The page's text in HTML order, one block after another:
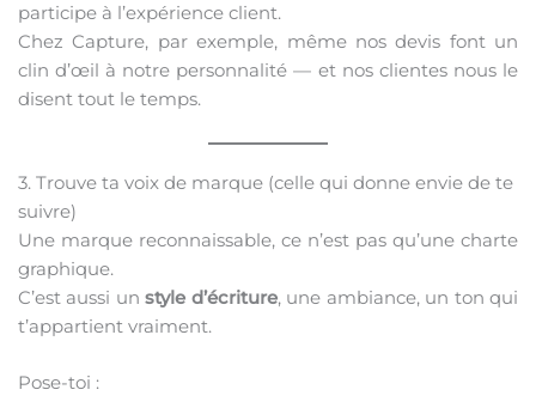
participe à l’expérience client.
Chez Capture, par exemple, même nos devis font un
clin d’œil à notre personnalité — et nos clientes nous le
disent tout le temps.
3. Trouve ta voix de marque (celle qui donne envie de te
suivre)
Une marque reconnaissable, ce n’est pas qu’une charte
graphique.
C’est aussi unstyle d’écriture, une ambiance, un ton qui
t’appartient vraiment.
Pose-toi :